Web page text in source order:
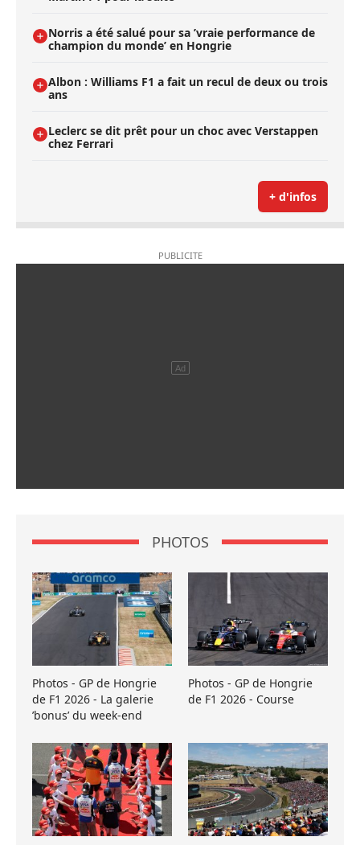
Norris a été salué pour sa ’vraie performance de
champion du monde’ en Hongrie
Albon : Williams F1 a fait un recul de deux ou trois
ans
Leclerc se dit prêt pour un choc avec Verstappen
chez Ferrari
+ d'infos
PHOTOS
Photos - GP de Hongrie
de F1 2026 - La galerie
’bonus’ du week-end
Photos - GP de Hongrie
de F1 2026 - Course